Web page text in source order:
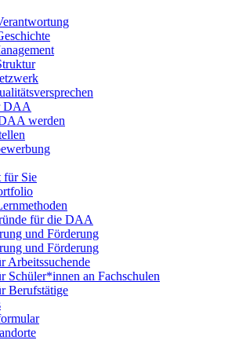
DAA
werden
für Sie
für die DAA
und Förderung
und Förderung
Arbeitssuchende
Schüler*innen an Fachschulen
Berufstätige